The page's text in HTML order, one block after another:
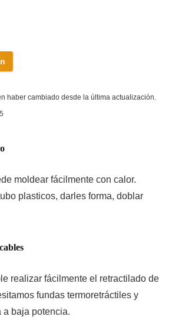
haber cambiado desde la última actualización.
moldear fácilmente con calor.
plasticos, darles forma, doblar
realizar fácilmente el retractilado de
fundas termoretráctiles y
a baja potencia.